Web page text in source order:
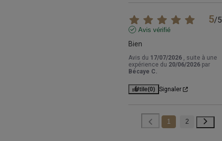
5/5
Avis vérifié
Bien
Avis du 17/07/2026 , suite à une
expérience du 20/06/2026 par
Bécaye C.
Utile(0) Signaler
1 2